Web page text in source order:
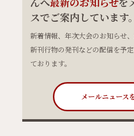
スでご案内しています。
新着情報、年次大会のお知らせ
新刊行物の発刊などの配信を予
ております。
メールニュース